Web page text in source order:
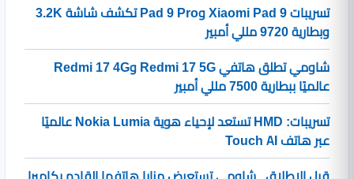
تسريبات Xiaomi Pad 9 وPad 9 Pro تكشف شاشة 3.2K
وبطارية 9720 مللي أمبير
شاومي تطلق هاتفي Redmi 17 5G وRedmi 17 4G
عالميًا ببطارية 7500 مللي أمبير
تسريبات: HMD تستعد لإحياء هوية Nokia Lumia عالميًا
عبر هاتف Touch AI